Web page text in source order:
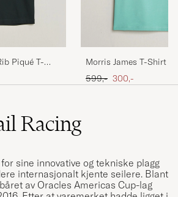
Piqué T-
Morris James T-Shirt
Ordinær pris
599,- Nedsatt pris
300,-
Racing
sine innovative og tekniske plagg
internasjonalt kjente seilere. Blant
av Oracles Americas Cup-lag